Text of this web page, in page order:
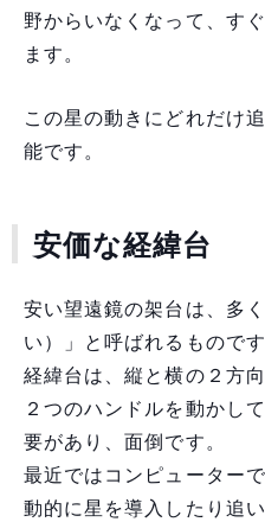
野からいなくなって、す
ます。
この星の動きにどれだけ
能です。
安価な経緯台
安い望遠鏡の架台は、多
い）」と呼ばれるものです
経緯台は、縦と横の２方
２つのハンドルを動かし
要があり、面倒です。
最近ではコンピューター
動的に星を導入したり追